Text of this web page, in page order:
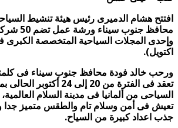
افتتح هشام الدميرى رئيس هيئة تنشيط
محافظ جنوب
وإحدى المجلات السياحية المتخصصة الكبرى
اكتويل).
ورحب خالد فودة محافظ جنوب سيناء فى
تعقد فى الفترة من 20 إلى 24
السياحى من ألمانيا فى مدينة السلام
تعيش فى أمن وسلام تام والطقس متميز جدا
جذب اعداد كبيرة من السياح.